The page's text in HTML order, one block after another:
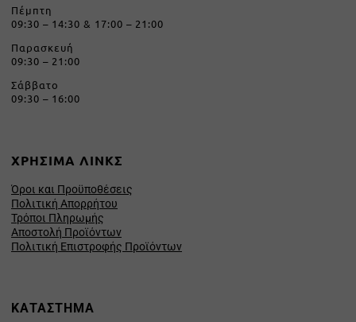
Πέμπτη
09:30 – 14:30 & 17:00 – 21:00
Παρασκευή
09:30 – 21:00
Σάββατο
09:30 – 16:00
ΧΡΗΣΙΜΑ ΛΙΝΚΣ
Όροι και Προϋποθέσεις
Πολιτική Απορρήτου
Τρόποι Πληρωμής
Αποστολή Προϊόντων
Πολιτική Επιστροφής Προϊόντων
ΚΑΤΑΣΤΗΜΑ